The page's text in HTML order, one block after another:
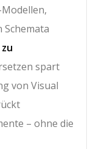
spart
von Visual
– ohne die